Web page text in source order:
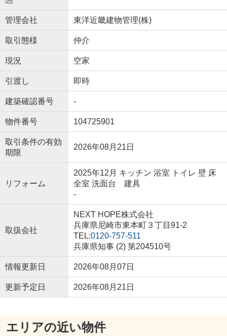
管理会社 東洋近畿建物管理(株)
取引態様 仲介
現況 空家
引渡し 即時
建築確認番号 -
物件番号 104725901
取引条件の有効
期限
2026年08月21日
リフォーム
2025年12月 キッチン 浴室 トイレ 壁 床
全室 洗面台 建具
-
取扱会社
NEXT HOPE株式会社
兵庫県尼崎市東本町３丁目91-2
TEL:0120-757-511
兵庫県知事 (2) 第204510号
情報更新日 2026年08月07日
更新予定日 2026年08月21日
エリアの近い物件